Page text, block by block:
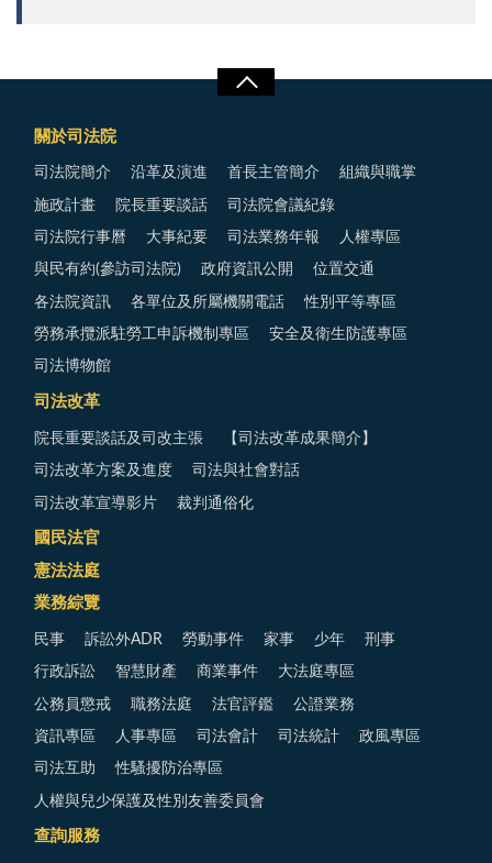
關於司法院
司法院簡介 沿革及演進 首長主管簡介 組織與職掌
施政計畫 院長重要談話 司法院會議紀錄
司法院行事曆 大事紀要 司法業務年報 人權專區
與民有約(參訪司法院) 政府資訊公開 位置交通
各法院資訊 各單位及所屬機關電話 性別平等專區
勞務承攬派駐勞工申訴機制專區 安全及衛生防護專區
司法博物館
司法改革
院長重要談話及司改主張 【司法改革成果簡介】
司法改革方案及進度 司法與社會對話
司法改革宣導影片 裁判通俗化
國民法官
憲法法庭
業務綜覽
民事 訴訟外ADR 勞動事件 家事 少年 刑事
行政訴訟 智慧財產 商業事件 大法庭專區
公務員懲戒 職務法庭 法官評鑑 公證業務
資訊專區 人事專區 司法會計 司法統計 政風專區
司法互助 性騷擾防治專區
人權與兒少保護及性別友善委員會
查詢服務